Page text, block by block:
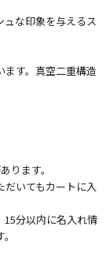
ュな印象を与えるス
す。真空二重構造
ります。
いてもカートに入
分以内に名入れ情